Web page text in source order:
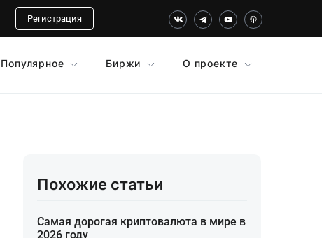
Регистрация
Популярное Биржи О проекте
Похожие статьи
Самая дорогая криптовалюта в мире в
2026 году